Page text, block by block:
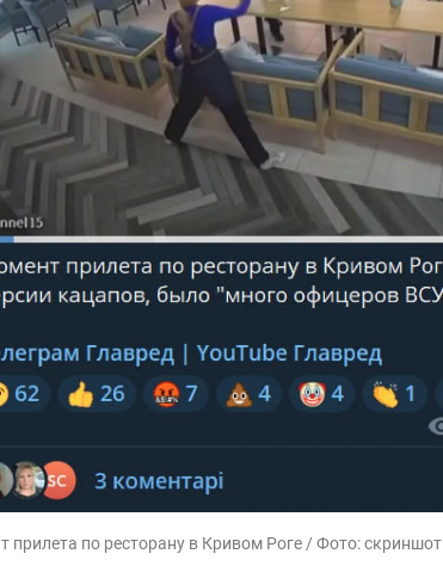
прилета по ресторану в Кривом Роге / Фото: скриншот